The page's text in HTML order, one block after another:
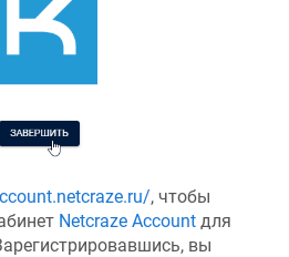
, чтобы
Netcraze Account для
вы